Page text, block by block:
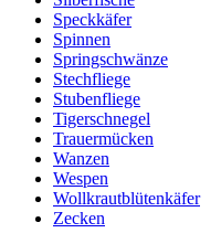
Speckkäfer
Spinnen
Springschwänze
Stechfliege
Stubenfliege
Tigerschnegel
Trauermücken
Wanzen
Wespen
Wollkrautblütenkäfer
Zecken